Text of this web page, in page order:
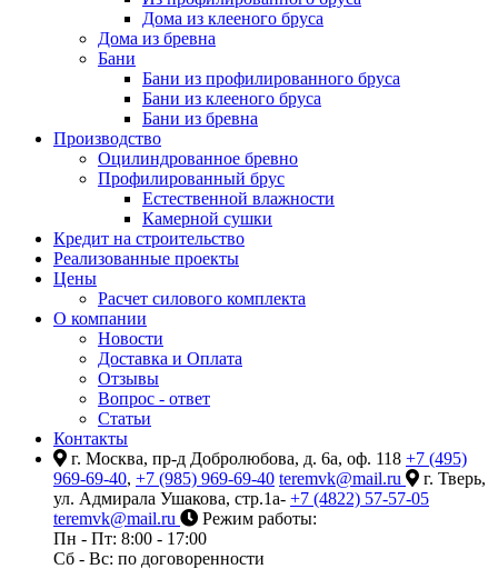
Дома из клееного бруса
Дома из бревна
Бани
Бани из профилированного бруса
Бани из клееного бруса
Бани из бревна
Производство
Оцилиндрованное бревно
Профилированный брус
Естественной влажности
Камерной сушки
Кредит на строительство
Реализованные проекты
Цены
Расчет силового комплекта
О компании
Новости
Доставка и Оплата
Отзывы
Вопрос - ответ
Статьи
Контакты
г. Москва, пр-д Добролюбова, д. 6а, оф. 118 +7 (495)
969-69-40, +7 (985) 969-69-40 teremvk@mail.ru
г. Тверь,
ул. Адмирала Ушакова, стр.1а- +7 (4822) 57-57-05
teremvk@mail.ru
Режим работы:
Пн - Пт: 8:00 - 17:00
Сб - Вс: по договоренности